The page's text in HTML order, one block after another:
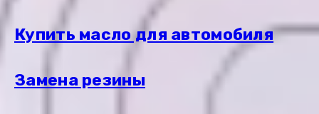
Купить масло для автомобиля
Замена резины